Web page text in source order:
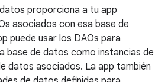
proporciona a tu app
asociados con esa base de
puede usar los DAOs para
base de datos como instancias de
datos asociados. La app también